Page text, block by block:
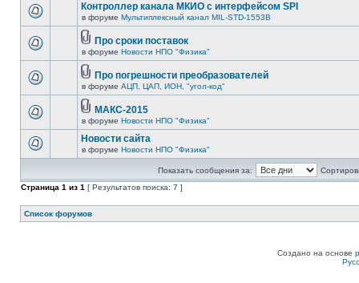
Контроллер канала МКИО с интерфейсом SPI
в форуме Мультиплексный канал MIL-STD-1553B
Про сроки поставок
в форуме Новости НПО "Физика"
Про погрешности преобразователей
в форуме АЦП, ЦАП, ИОН, "угол-код"
МАКС-2015
в форуме Новости НПО "Физика"
Новости сайта
в форуме Новости НПО "Физика"
Показать сообщения за:
Страница 1 из 1 [ Результатов поиска: 7 ]
Список форумов
Создано на основе